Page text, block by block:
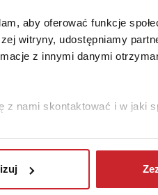
aby oferować funkcje
witryny, udostępniamy
z innymi danymi
nami skontaktować i w jaki
mówią, ze w tym roku
w internecie. Co ciekawe,
właśnie w internecie.
i nocy (65 proc.), za
uzyskania porady czy
chciałoby mieć produkt
zakupem.
Komputer wciąż jest
rośnie w siię. Wg raportu
a 7 proc. codziennie. Za